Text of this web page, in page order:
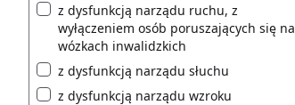
z dysfunkcją narządu ruchu, z
wyłączeniem osób poruszających się na
wózkach inwalidzkich
z dysfunkcją narządu słuchu
z dysfunkcją narządu wzroku